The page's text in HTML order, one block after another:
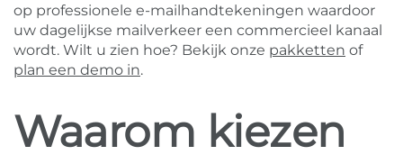
op professionele e-mailhandtekeningen waardoor
uw dagelijkse mailverkeer een commercieel kanaal
wordt. Wilt u zien hoe? Bekijk onze pakketten of
plan een demo in.
Waarom kiezen